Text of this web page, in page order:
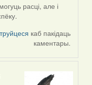
расці, але і
каб пакідаць
каментары.